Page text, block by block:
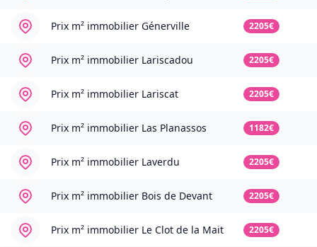
Prix m² immobilier Génerville 2205€
Prix m² immobilier Lariscadou 2205€
Prix m² immobilier Lariscat 2205€
Prix m² immobilier Las Planassos 1182€
Prix m² immobilier Laverdu 2205€
Prix m² immobilier Bois de Devant 2205€
Prix m² immobilier Le Clot de la Mait 2205€